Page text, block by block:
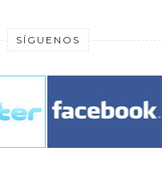
SÍGUENOS